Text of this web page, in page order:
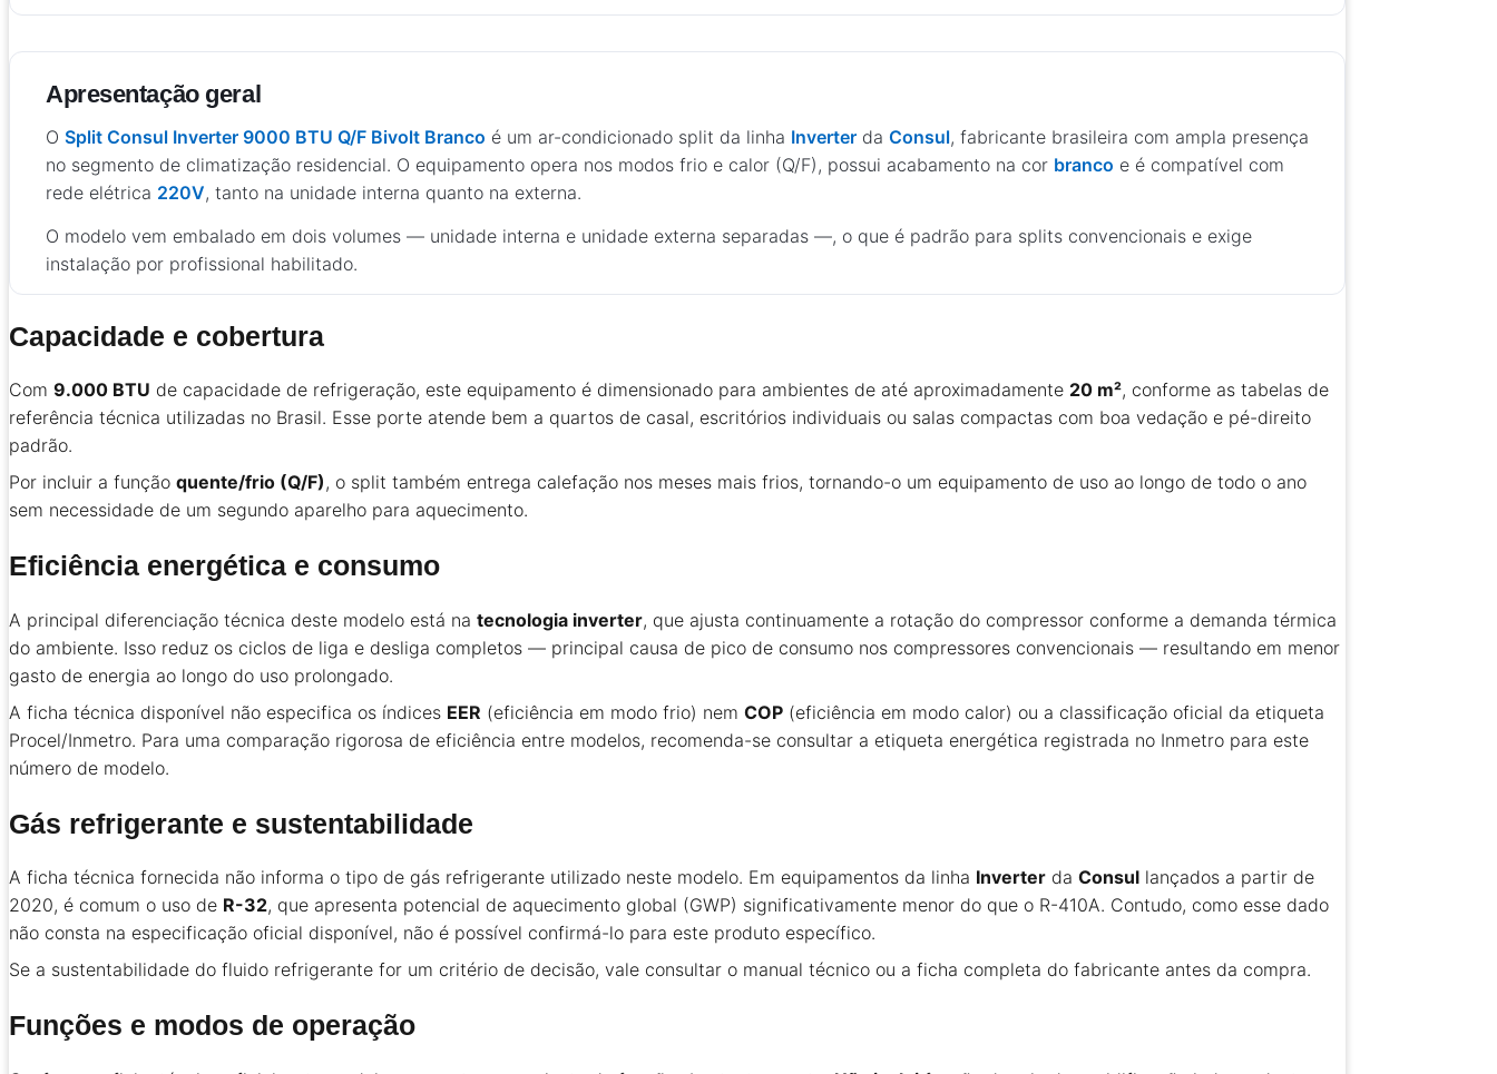
Apresentação geral
O Split Consul Inverter 9000 BTU Q/F Bivolt Branco é um ar-condicionado split da linha Inverter da Consul, fabricante brasileira com ampla presença
no segmento de climatização residencial. O equipamento opera nos modos frio e calor (Q/F), possui acabamento na cor branco e é compatível com
rede elétrica 220V, tanto na unidade interna quanto na externa.
O modelo vem embalado em dois volumes — unidade interna e unidade externa separadas —, o que é padrão para splits convencionais e exige
instalação por profissional habilitado.
Capacidade e cobertura
Com 9.000 BTU de capacidade de refrigeração, este equipamento é dimensionado para ambientes de até aproximadamente 20 m², conforme as tabelas de
referência técnica utilizadas no Brasil. Esse porte atende bem a quartos de casal, escritórios individuais ou salas compactas com boa vedação e pé-direito
padrão.
Por incluir a função quente/frio (Q/F), o split também entrega calefação nos meses mais frios, tornando-o um equipamento de uso ao longo de todo o ano
sem necessidade de um segundo aparelho para aquecimento.
Eficiência energética e consumo
A principal diferenciação técnica deste modelo está na tecnologia inverter, que ajusta continuamente a rotação do compressor conforme a demanda térmica
do ambiente. Isso reduz os ciclos de liga e desliga completos — principal causa de pico de consumo nos compressores convencionais — resultando em menor
gasto de energia ao longo do uso prolongado.
A ficha técnica disponível não especifica os índices EER (eficiência em modo frio) nem COP (eficiência em modo calor) ou a classificação oficial da etiqueta
Procel/Inmetro. Para uma comparação rigorosa de eficiência entre modelos, recomenda-se consultar a etiqueta energética registrada no Inmetro para este
número de modelo.
Gás refrigerante e sustentabilidade
A ficha técnica fornecida não informa o tipo de gás refrigerante utilizado neste modelo. Em equipamentos da linha Inverter da Consul lançados a partir de
2020, é comum o uso de R-32, que apresenta potencial de aquecimento global (GWP) significativamente menor do que o R-410A. Contudo, como esse dado
não consta na especificação oficial disponível, não é possível confirmá-lo para este produto específico.
Se a sustentabilidade do fluido refrigerante for um critério de decisão, vale consultar o manual técnico ou a ficha completa do fabricante antes da compra.
Funções e modos de operação